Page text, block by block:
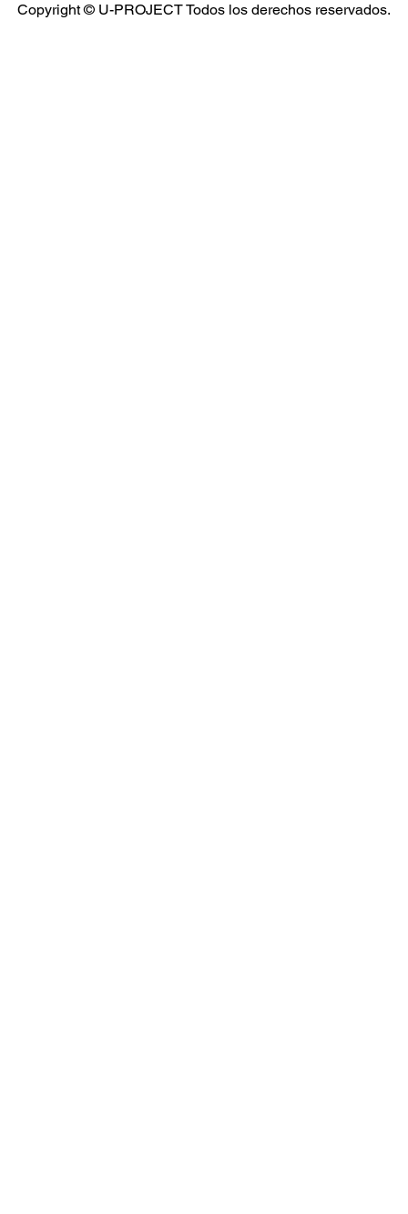
Copyright © U-PROJECT Todos los derechos reservados.